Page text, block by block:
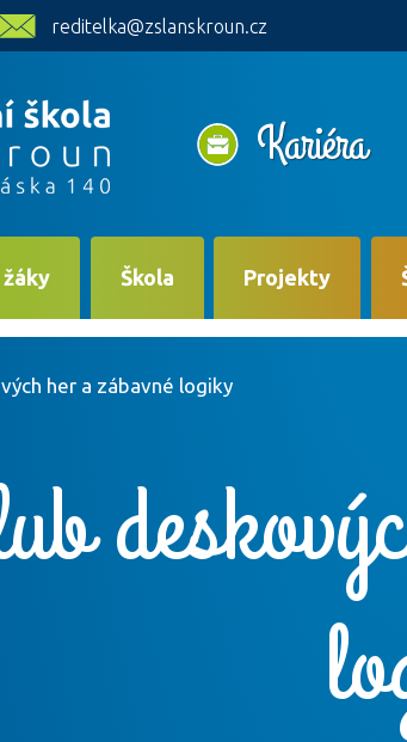
reditelka@zslanskroun.cz
Kariéra
Škola Projekty
her a zábavné logiky